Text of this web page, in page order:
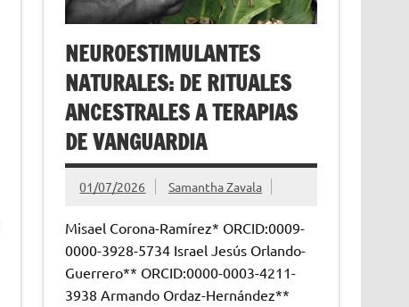
NEUROESTIMULANTES
NATURALES: DE RITUALES
ANCESTRALES A TERAPIAS
DE VANGUARDIA
01/07/2026 Samantha Zavala
Misael Corona-Ramírez* ORCID:0009-
0000-3928-5734 Israel Jesús Orlando-
Guerrero** ORCID:0000-0003-4211-
3938 Armando Ordaz-Hernández**